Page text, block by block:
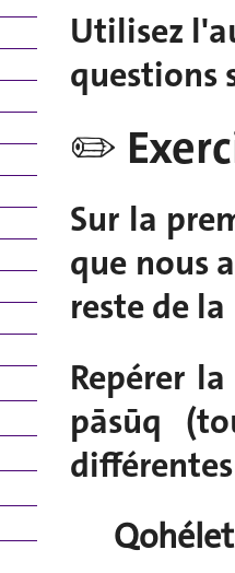
Utilisez
questions
✏️
Sur la
que nous
reste de
Repérer
pāsūq